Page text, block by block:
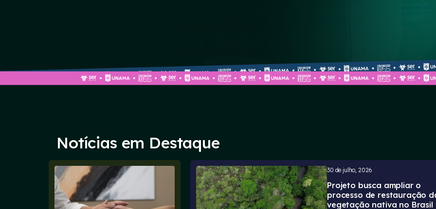
Notícias em Destaque
30 de julho, 2026
Projeto busca ampliar o
processo de restauração
vegetação nativa no Brasil